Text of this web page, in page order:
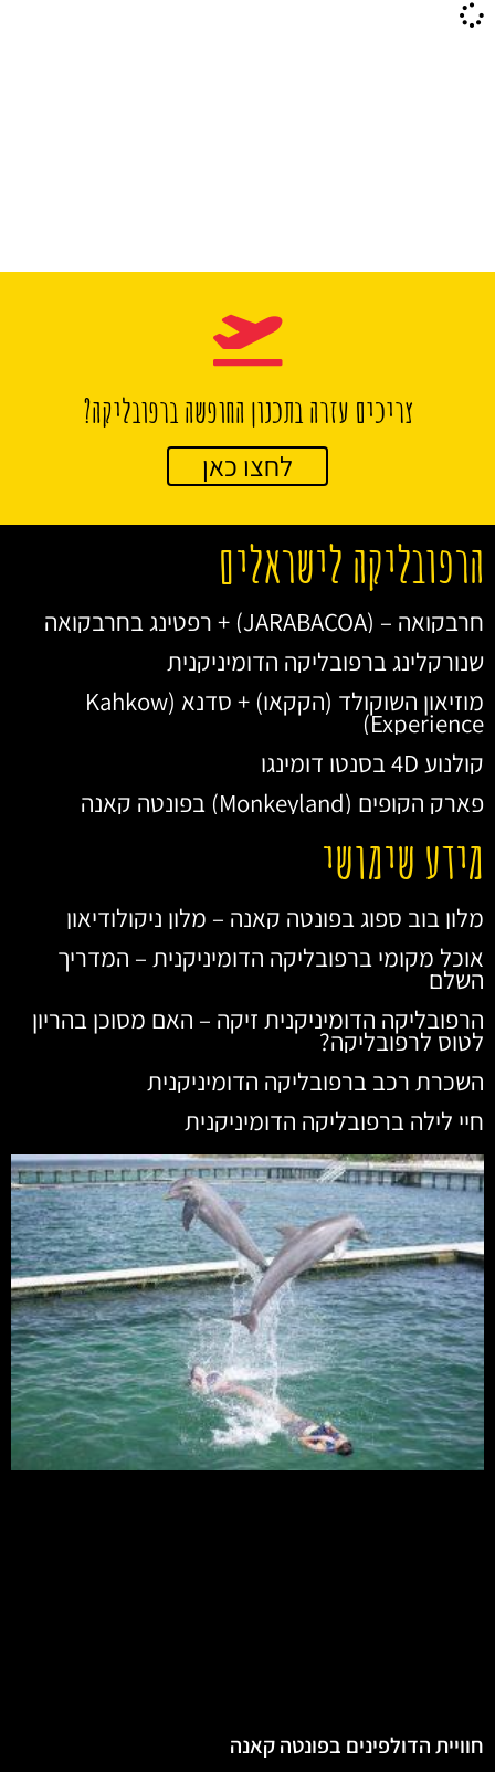
צריכים עזרה בתכנון החופשה ברפובליקה?
לחצו כאן
הרפובליקה לישראלים
חרבקואה – (JARABACOA) + רפטינג בחרבקואה
שנורקלינג ברפובליקה הדומיניקנית
מוזיאון השוקולד (הקקאו) + סדנא (Kahkow
Experience)
קולנוע 4D בסנטו דומינגו
פארק הקופים (Monkeyland) בפונטה קאנה
מידע שימושי
מלון בוב ספוג בפונטה קאנה – מלון ניקולודיאון
אוכל מקומי ברפובליקה הדומיניקנית – המדריך
השלם
הרפובליקה הדומיניקנית זיקה – האם מסוכן בהריון
לטוס לרפובליקה?
השכרת רכב ברפובליקה הדומיניקנית
חיי לילה ברפובליקה הדומיניקנית
חוויית הדולפינים בפונטה קאנה